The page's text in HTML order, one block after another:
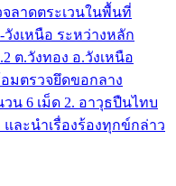
ลาดตระเวนในพื้นที่
งเหนือ ระหว่างหลัก
ต.วังทอง อ.วังเหนือ
มตรวจยึดขอกลาง
น 6 เม็ด 2. อาวุธปืนไทบ
ละนำเรื่องร้องทุกข์กล่าว